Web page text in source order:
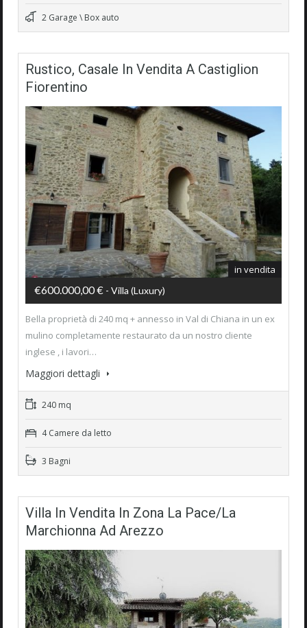
2 Garage \ Box auto
Rustico, Casale In Vendita A Castiglion
Fiorentino
in vendita
€600.000,00 € - Villa (luxury)
Bella proprietà di 240 mq + annesso in Val di Chiana in un ex
mulino completamente restaurato da un nostro cliente
inglese , i lavori…
Maggiori dettagli
240 mq
4 Camere da letto
3 Bagni
Villa In Vendita In Zona La Pace/La
Marchionna Ad Arezzo